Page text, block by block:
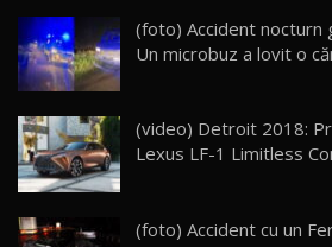
22
Noua Mazda 6e / Test
26:59
23
Lynk & Co 01 / Test
25:19
24
ZEEKR 009: Cel mai
Van Electric Testat în
(foto) Accident nocturn
Un microbuz a lovit o
(video) Detroit 2018:
Lexus LF-1 Limitless
(foto) Accident cu un